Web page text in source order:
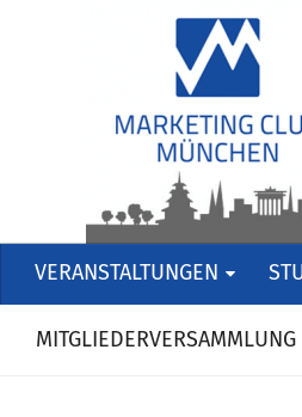
VERANSTALTUNGEN
MITGLIEDERVERSAMMLUNG